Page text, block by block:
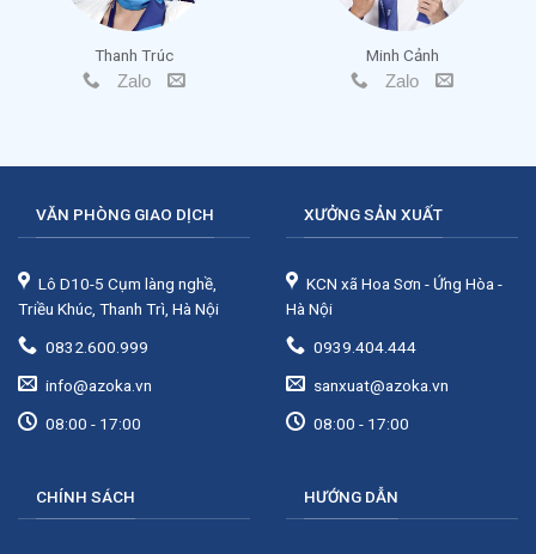
Thanh Trúc
Zalo
Minh Cảnh
Zalo
VĂN PHÒNG GIAO DỊCH
Lô D10-5 Cụm làng nghề,
Triều Khúc, Thanh Trì, Hà Nội
0832.600.999
info@azoka.vn
08:00 - 17:00
XƯỞNG SẢN XUẤT
KCN xã Hoa Sơn - Ứng Hòa -
Hà Nội
0939.404.444
sanxuat@azoka.vn
08:00 - 17:00
CHÍNH SÁCH HƯỚNG DẪN